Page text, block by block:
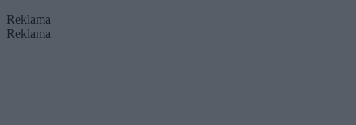
Reklama
Reklama